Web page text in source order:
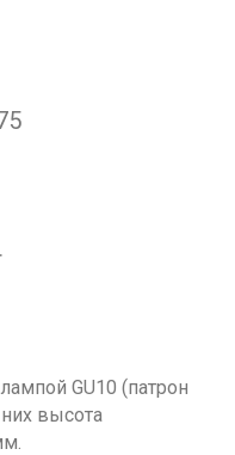
GU10 (патрон
высота